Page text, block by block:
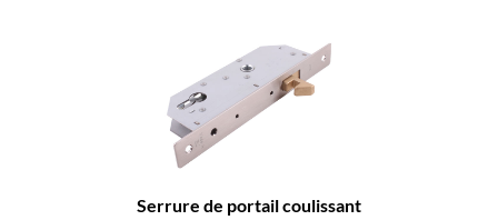
Serrure de portail coulissant